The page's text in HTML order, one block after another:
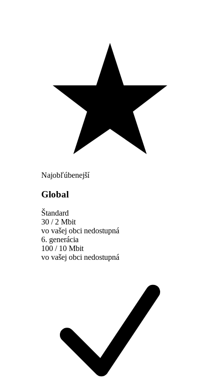
Najobľúbenejší
Global
Štandard
30 / 2 Mbit
vo vašej obci nedostupná
6. generácia
100 / 10 Mbit
vo vašej obci nedostupná